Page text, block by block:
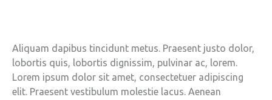
Aliquam dapibus tincidunt metus. Praesent justo dolor,
lobortis quis, lobortis dignissim, pulvinar ac, lorem.
Lorem ipsum dolor sit amet, consectetuer adipiscing
elit. Praesent vestibulum molestie lacus. Aenean